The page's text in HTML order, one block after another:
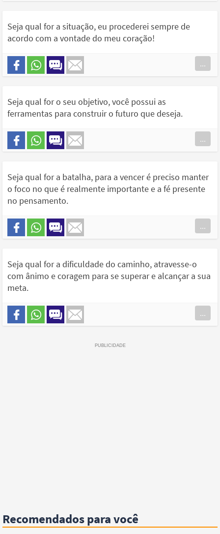
Seja qual for a situação, eu procederei sempre de
acordo com a vontade do meu coração!
...
Seja qual for o seu objetivo, você possui as
ferramentas para construir o futuro que deseja.
...
Seja qual for a batalha, para a vencer é preciso manter
o foco no que é realmente importante e a fé presente
no pensamento.
...
Seja qual for a dificuldade do caminho, atravesse-o
com ânimo e coragem para se superar e alcançar a sua
meta.
...
Recomendados para você